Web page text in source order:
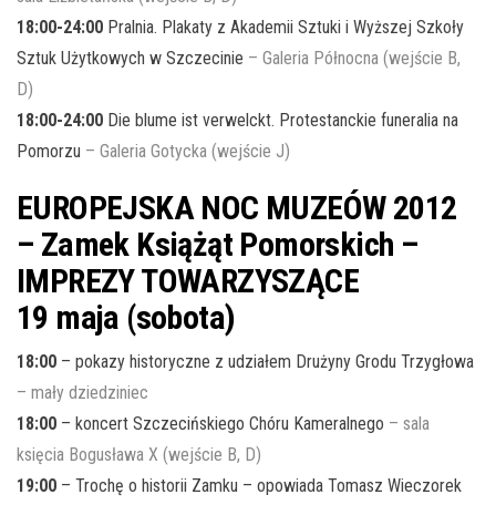
18:00-24:00 Pralnia. Plakaty z Akademii Sztuki i Wyższej Szkoły
Sztuk Użytkowych w Szczecinie – Galeria Północna (wejście B,
D)
18:00-24:00 Die blume ist verwelckt. Protestanckie funeralia na
Pomorzu – Galeria Gotycka (wejście J)
EUROPEJSKA NOC MUZEÓW 2012
– Zamek Książąt Pomorskich –
IMPREZY TOWARZYSZĄCE
19 maja (sobota)
18:00 – pokazy historyczne z udziałem Drużyny Grodu Trzygłowa
– mały dziedziniec
18:00 – koncert Szczecińskiego Chóru Kameralnego – sala
księcia Bogusława X (wejście B, D)
19:00 – Trochę o historii Zamku – opowiada Tomasz Wieczorek